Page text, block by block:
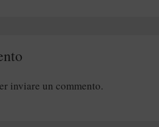
inviare un commento.